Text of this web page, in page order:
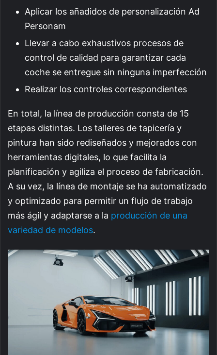
Aplicar los añadidos de personalización Ad
Personam
Llevar a cabo exhaustivos procesos de
control de calidad para garantizar cada
coche se entregue sin ninguna imperfección
Realizar los controles correspondientes
En total, la línea de producción consta de 15
etapas distintas. Los talleres de tapicería y
pintura han sido rediseñados y mejorados con
herramientas digitales, lo que facilita la
planificación y agiliza el proceso de fabricación.
A su vez, la línea de montaje se ha automatizado
y optimizado para permitir un flujo de trabajo
más ágil y adaptarse a la producción de una
variedad de modelos.